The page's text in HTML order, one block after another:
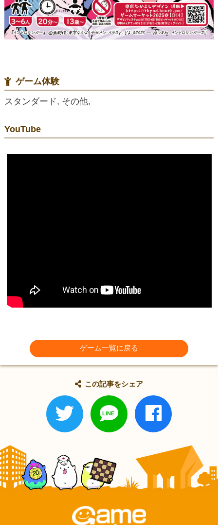
ゲーム体験
スタンダード, その他,
YouTube
ゲーム一覧に戻る
この記事をシェア